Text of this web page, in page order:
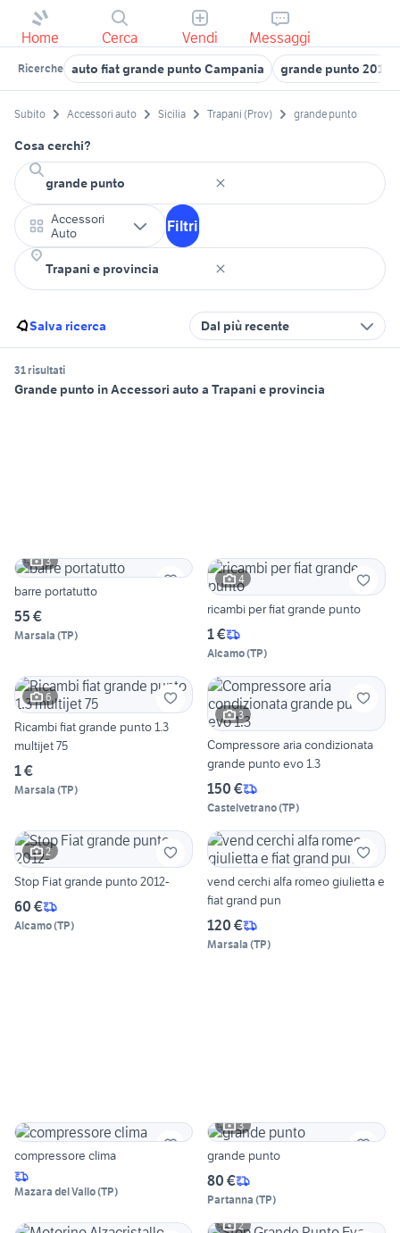
Home Cerca Vendi Messaggi
Ricerche auto fiat grande punto Campania grande punto 2014
Subito Accessori auto Sicilia Trapani (Prov) grande punto
Cosa cerchi?
Accessori
Auto
Filtri
Salva ricerca Dal più recente
31 risultati
Grande punto in Accessori auto a Trapani e provincia
3
barre portatutto
55 €
Marsala (TP)
4
ricambi per fiat grande punto
1 €
Alcamo(TP)
6
Ricambi fiat grande punto 1.3
multijet 75
1 €
Marsala (TP)
3
Compressore aria condizionata
grande punto evo 1.3
150 €
Castelvetrano(TP)
2
Stop Fiat grande punto 2012-
60 €
Alcamo(TP)
vend cerchi alfa romeo giulietta e
fiat grand pun
120 €
Marsala (TP)
compressore clima
Mazara del Vallo(TP)
3
grande punto
80 €
Partanna (TP)
2